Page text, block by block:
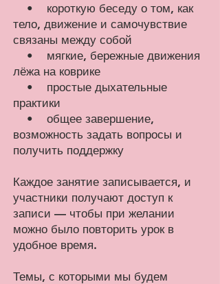
• короткую беседу о том, как
тело, движение и самочувствие
связаны между собой
• мягкие, бережные движения
лёжа на коврике
• простые дыхательные
практики
• общее завершение,
возможность задать вопросы и
получить поддержку
Каждое занятие записывается, и
участники получают доступ к
записи — чтобы при желании
можно было повторить урок в
удобное время.
Темы, с которыми мы будем